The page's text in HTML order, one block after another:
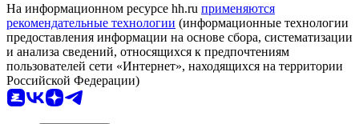
На информационном ресурсе hh.ru применяются
рекомендательные технологии (информационные технологии
предоставления информации на основе сбора, систематизации
и анализа сведений, относящихся к предпочтениям
пользователей сети «Интернет», находящихся на территории
Российской Федерации)